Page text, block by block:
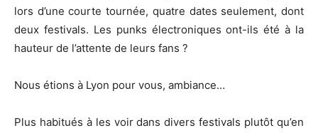
lors d’une courte tournée, quatre dates seulement, dont
deux festivals. Les punks électroniques ont-ils été à la
hauteur de l’attente de leurs fans ?
Nous étions à Lyon pour vous, ambiance…
Plus habitués à les voir dans divers festivals plutôt qu’en